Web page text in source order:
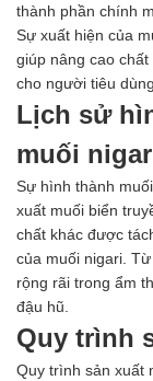
thành phần chính
Sự xuất hiện của
giúp nâng cao
cho người tiêu dùng.
Lịch sử
muối
Sự hình thành
xuất muối biển
chất khác được
của muối nigari.
rộng rãi trong ẩm
đậu hũ.
Quy trình
Quy trình sản xuất